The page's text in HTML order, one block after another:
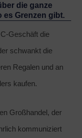
die ganze
es Grenzen gibt.
Geschäft die
schwankt die
Regalen und an
kaufen.
Großhandel, der
kommuniziert